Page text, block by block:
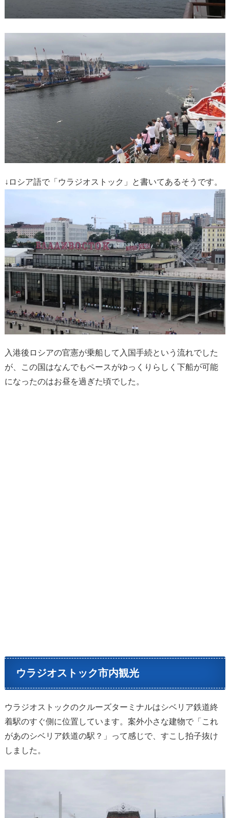
↓ロシア語で「ウラジオストック」と書いてあるそうです。
入港後ロシアの官憲が乗船して入国手続という流れでした
が、この国はなんでもペースがゆっくりらしく下船が可能
になったのはお昼を過ぎた頃でした。
ウラジオストック市内観光
ウラジオストックのクルーズターミナルはシベリア鉄道終
着駅のすぐ側に位置しています。案外小さな建物で「これ
があのシベリア鉄道の駅？」って感じで、すこし拍子抜け
しました。